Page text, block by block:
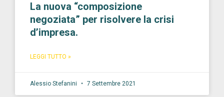
La nuova “composizione
negoziata” per risolvere la crisi
d’impresa.
LEGGI TUTTO »
Alessio Stefanini 7 Settembre 2021